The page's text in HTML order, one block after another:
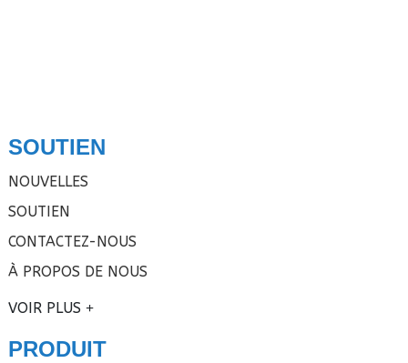
SOUTIEN
NOUVELLES
SOUTIEN
CONTACTEZ-NOUS
À PROPOS DE NOUS
VOIR PLUS
PRODUIT